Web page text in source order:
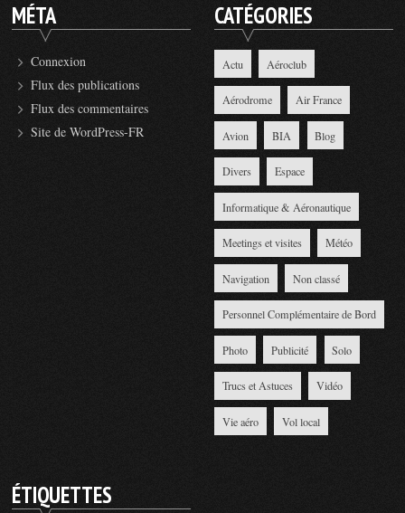
MÉTA
Connexion
Flux des publications
Flux des commentaires
Site de WordPress-FR
CATÉGORIES
Actu Aéroclub
Aérodrome Air France
Avion BIA Blog
Divers Espace
Informatique & Aéronautique
Meetings et visites Météo
Navigation Non classé
Personnel Complémentaire de Bord
Photo Publicité Solo
Trucs et Astuces Vidéo
Vie aéro Vol local
ÉTIQUETTES